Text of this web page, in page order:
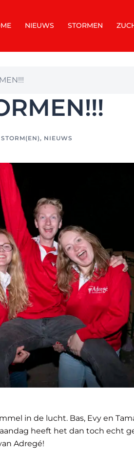
NIEUWS STORMEN
, NIEUWS
in de lucht. Bas, Evy en
heeft het dan toch echt
Adregé!